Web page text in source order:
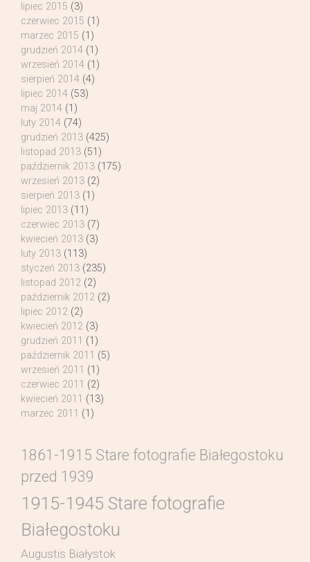
lipiec 2015 (3)
czerwiec 2015 (1)
marzec 2015 (1)
grudzień 2014 (1)
wrzesień 2014 (1)
sierpień 2014 (4)
lipiec 2014 (53)
maj 2014 (1)
luty 2014 (74)
grudzień 2013 (425)
listopad 2013 (51)
październik 2013 (175)
wrzesień 2013 (2)
sierpień 2013 (1)
lipiec 2013 (11)
czerwiec 2013 (7)
kwiecień 2013 (3)
luty 2013 (113)
styczeń 2013 (235)
listopad 2012 (2)
październik 2012 (2)
lipiec 2012 (2)
kwiecień 2012 (3)
grudzień 2011 (1)
październik 2011 (5)
wrzesień 2011 (1)
czerwiec 2011 (2)
kwiecień 2011 (13)
marzec 2011 (1)
1861-1915 Stare fotografie Białegostoku
przed 1939
1915-1945 Stare fotografie
Białegostoku
Augustis Białystok